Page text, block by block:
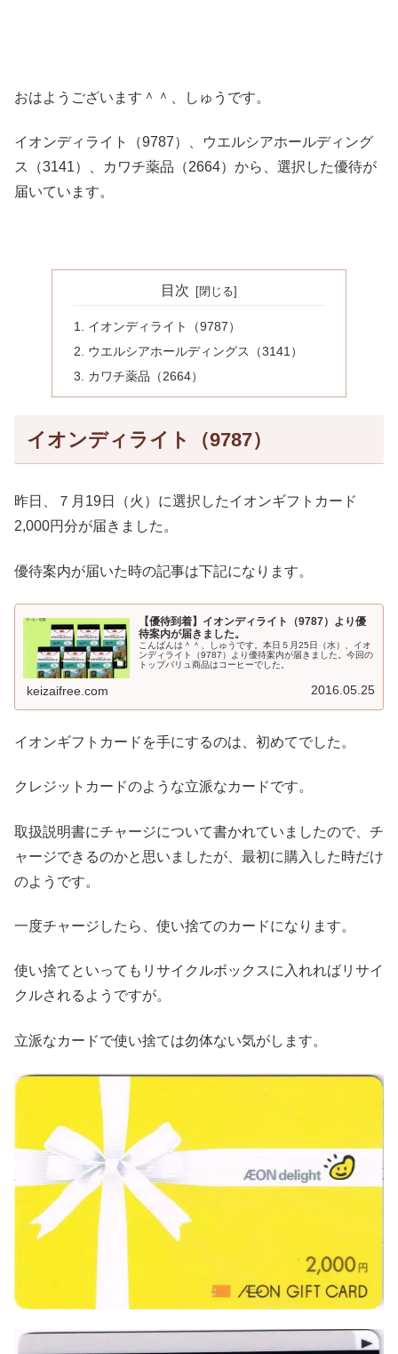
おはようございます＾＾、しゅうです。
イオンディライト（9787）、ウエルシアホールディング
ス（3141）、カワチ薬品（2664）から、選択した優待が
届いています。
目次
イオンディライト（9787）
ウエルシアホールディングス（3141）
カワチ薬品（2664）
イオンディライト（9787）
昨日、７月19日（火）に選択したイオンギフトカード
2,000円分が届きました。
優待案内が届いた時の記事は下記になります。
【優待到着】イオンディライト（9787）より優
待案内が届きました。
こんばんは＾＾、しゅうです。本日５月25日（水）、イオ
ンディライト（9787）より優待案内が届きました。今回の
トップバリュ商品はコーヒーでした。
keizaifree.com 2016.05.25
イオンギフトカードを手にするのは、初めてでした。
クレジットカードのような立派なカードです。
取扱説明書にチャージについて書かれていましたので、チ
ャージできるのかと思いましたが、最初に購入した時だけ
のようです。
一度チャージしたら、使い捨てのカードになります。
使い捨てといってもリサイクルボックスに入れればリサイ
クルされるようですが。
立派なカードで使い捨ては勿体ない気がします。